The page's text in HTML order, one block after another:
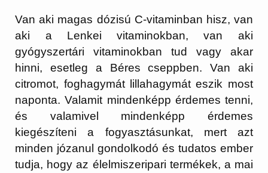
Van aki magas dózisú C-vitaminban hisz, van
aki a Lenkei vitaminokban, van aki
gyógyszertári vitaminokban tud vagy akar
hinni, esetleg a Béres cseppben. Van aki
citromot, foghagymát lillahagymát eszik most
naponta. Valamit mindenképp érdemes tenni,
és valamivel mindenképp érdemes
kiegészíteni a fogyasztásunkat, mert azt
minden józanul gondolkodó és tudatos ember
tudja, hogy az élelmiszeripari termékek, a mai